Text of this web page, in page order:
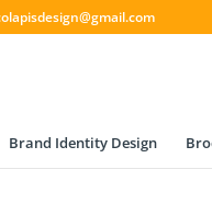
Brand Identity Design